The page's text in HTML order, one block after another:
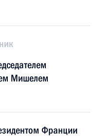
Мишелем
Франции